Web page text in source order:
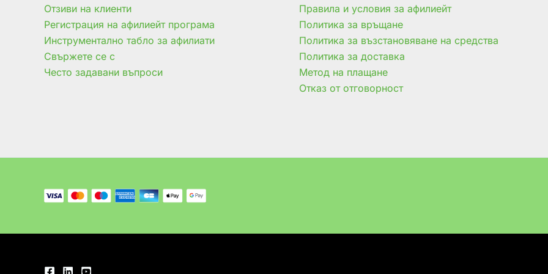
Отзиви на клиенти
Регистрация на афилиейт програма
Инструментално табло за афилиати
Свържете се с
Често задавани въпроси
Правила и условия за афилиейт
Политика за връщане
Политика за възстановяване на средства
Политика за доставка
Метод на плащане
Отказ от отговорност